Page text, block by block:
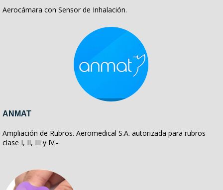
Aerocámara con Sensor de Inhalación.
ANMAT
Ampliación de Rubros. Aeromedical S.A. autorizada para rubros
clase I, II, III y IV.-